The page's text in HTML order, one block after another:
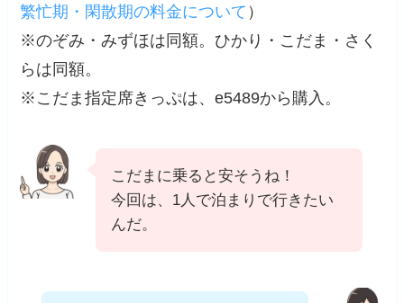
繁忙期・閑散期の料金について ）
※のぞみ・みずほは同額。ひかり・こだま・さく
らは同額。
※こだま指定席きっぷは、e5489から購入。
こだまに乗ると安そうね！
今回は、1人で泊まりで行きたい
んだ。